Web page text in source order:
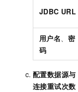
JDBC URL
用户名、 密
码
配置数据源与
连接重试次数